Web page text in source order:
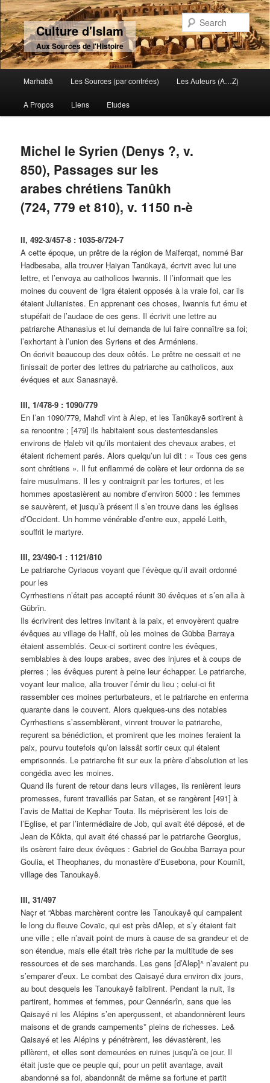
Culture d'Islam
Aux Sources de l'Histoire
Skip to primary content
Skip to secondary content
Marhabâ Les Sources (par contrées) Les Auteurs (A…Z)
A Propos Liens Etudes
Michel le Syrien (Denys ?, v.
850), Passages sur les
arabes chrétiens Tanûkh
(724, 779 et 810), v. 1150 n-è
II, 492-3/457-8 : 1035-8/724-7
A cette époque, un prêtre de la région de Maiferqat, nommé Bar
Hadbesaba, alla trouver Ḥaiyan Tanūkayā, écrivit avec lui une
lettre, et l’envoya au catholicos Iwannis. Il l’informait que les
moines du couvent de ‘Igra étaient opposés à la vraie foi, car ils
étaient Julianistes. En apprenant ces choses, Iwannis fut ému et
stupéfait de l’audace de ces gens. Il écrivit une lettre au
patriarche Athanasius et lui demanda de lui faire connaître sa foi;
l’exhortant à l’union des Syriens et des Arméniens.
On écrivit beaucoup des deux côtés. Le prêtre ne cessait et ne
finissait de porter des lettres du patriarche au catholicos, aux
évéques et aux Sanasnayê.
III, 1/478-9 : 1090/779
En l’an 1090/779, Mahdî vint à Alep, et les Tanūkayē sortirent à
sa rencontre ; [479] ils habitaient sous destentesdansles
environs de Ḥaleb vit qu’ils montaient des chevaux arabes, et
étaient richement parés. Alors quelqu’un lui dit : « Tous ces gens
sont chrétiens ». Il fut enflammé de colère et leur ordonna de se
faire musulmans. Il les y contraignit par les tortures, et les
hommes apostasièrent au nombre d’environ 5000 : les femmes
se sauvèrent, et jusqu’à présent il s’en trouve dans les églises
d’Occident. Un homme vénérable d’entre eux, appelé Leith,
souffrit le martyre.
III, 23/490-1 : 1121/810
Le patriarche Cyriacus voyant que l’évèque qu’il avait ordonné
pour les
Cyrrhestiens n’était pas accepté réunit 30 évêques et s’en alla à
Gūbrīn.
Ils écrivirent des lettres invitant à la paix, et envoyèrent quatre
évêques au village de Halīf, où les moines de Gūbba Barraya
étaient assemblés. Ceux-ci sortirent contre les évêques,
semblables à des loups arabes, avec des injures et à coups de
pierres ; les évêques purent à peine leur échapper. Le patriarche,
voyant leur malice, alla trouver l’émir du lieu ; celui-ci fit
rassembler ces moines perturbateurs, et le patriarche en enferma
quarante dans le couvent. Alors quelques-uns des notables
Cyrrhestiens s’assemblèrent, vinrent trouver le patriarche,
reçurent sa bénédiction, et promirent que les moines feraient la
paix, pourvu toutefois qu’on laissât sortir ceux qui étaient
emprisonnés. Le patriarche fit sur eux la prière d’absolution et les
congédia avec les moines.
Quand ils furent de retour dans leurs villages, ils renièrent leurs
promesses, furent travaillés par Satan, et se rangèrent [491] à
l’avis de Mattai de Kephar Touta. Ils méprisèrent les lois de
l’Eglise, et par l’intermédiaire de Job, qui avait été déposé, et de
Jean de Kôkta, qui avait été chassé par le patriarche Georgius,
ils osèrent faire deux évêques : Gabriel de Goubba Barraya pour
Goulia, et Theophanes, du monastère d’Eusebona, pour Koumît,
village des Tanoukayê.
III, 31/497
Naçr et “Abbas marchèrent contre les Tanoukayê qui campaient
le long du fleuve Covaïc, qui est près dAlep, et s’y étaient fait
une ville ; elle n’avait point de murs à cause de sa grandeur et de
son étendue, mais elle était très riche par la multitude de ses
ressources et de ses marchands. Les gens [d’Alep]^ n’avaient pu
s’emparer d’eux. Le combat des Qaisayé dura environ dix jours,
au bout desquels les Tanoukayê faiblirent. Pendant la nuit, ils
partirent, hommes et femmes, pour Qennésrîn, sans que les
Qaisayé ni les Alépins s’en aperçussent, et abandonnèrent leurs
maisons et de grands campements* pleins de richesses. Le&
Qaisayé et les Alépins y pénétrèrent, les dévastèrent, les
pillèrent, et elles sont demeurées en ruines jusqu’à ce jour. Il
était juste que ce peuple qui, pour un petit avantage, avait
abandonné sa foi, abandonnât de même sa fortune et partit